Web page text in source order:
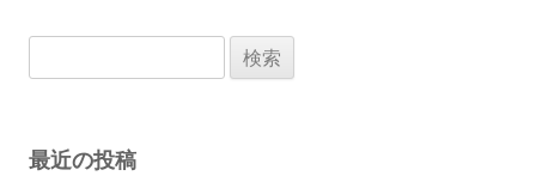
ョ
索:
最近の投稿